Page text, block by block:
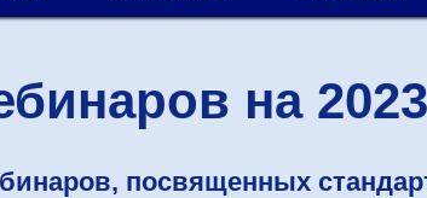
на 2023
посвященных